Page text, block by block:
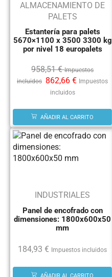
ALMACENAMIENTO DE
PALETS
Estantería para palets
5670×1100 x 3500 3300 kg
por nivel 18 europalets
958,51€ Impuestos
incluidos 862,66 € Impuestos
incluidos
AÑADIR AL CARRITO
INDUSTRIALES
Panel de encofrado con
dimensiones: 1800x600x50
mm
184,93 € Impuestos incluidos
AÑADIR AL CARRITO